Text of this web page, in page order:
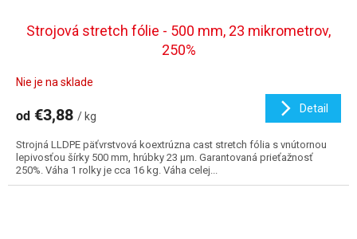
Strojová stretch fólie - 500 mm, 23 mikrometrov,
250%
Nie je na sklade
od €3,88 / kg
Detail
Strojná LLDPE päťvrstvová koextrúzna cast stretch fólia s vnútornou
lepivosťou šírky 500 mm, hrúbky 23 µm. Garantovaná prieťažnosť
250%. Váha 1 rolky je cca 16 kg. Váha celej...